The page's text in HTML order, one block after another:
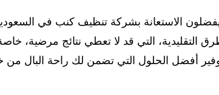
الاستعانة بشركة تنظيف كنب في
التقليدية، التي قد لا تعطي نتائج مرضية،
أفضل الحلول التي تضمن لك راحة البال من